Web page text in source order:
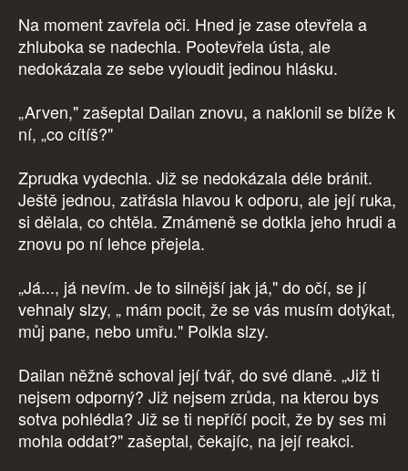
Na moment zavřela oči. Hned je zase otevřela a
zhluboka se nadechla. Pootevřela ústa, ale
nedokázala ze sebe vyloudit jedinou hlásku.
„Arven," zašeptal Dailan znovu, a naklonil se blíže k
ní, „co cítíš?"
Zprudka vydechla. Již se nedokázala déle bránit.
Ještě jednou, zatřásla hlavou k odporu, ale její ruka,
si dělala, co chtěla. Zmámeně se dotkla jeho hrudi a
znovu po ní lehce přejela.
„Já..., já nevím. Je to silnější jak já," do očí, se jí
vehnaly slzy, „ mám pocit, že se vás musím dotýkat,
můj pane, nebo umřu." Polkla slzy.
Dailan něžně schoval její tvář, do své dlaně. „Již ti
nejsem odporný? Již nejsem zrůda, na kterou bys
sotva pohlédla? Již se ti nepříčí pocit, že by ses mi
mohla oddat?" zašeptal, čekajíc, na její reakci.